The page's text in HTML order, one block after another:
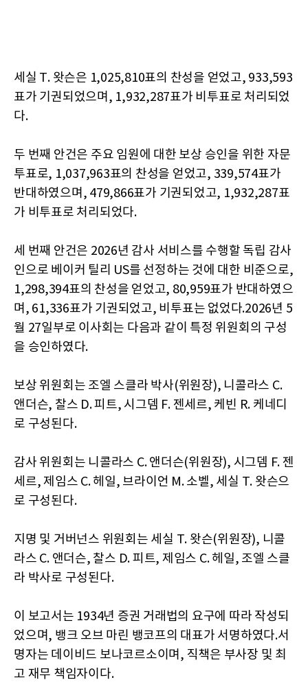
세실 T. 왓슨은 1,025,810표의 찬성을 얻었고, 933,593
표가 기권되었으며, 1,932,287표가 비투표로 처리되었
다.
두 번째 안건은 주요 임원에 대한 보상 승인을 위한 자문
투표로, 1,037,963표의 찬성을 얻었고, 339,574표가
반대하였으며, 479,866표가 기권되었고, 1,932,287표
가 비투표로 처리되었다.
세 번째 안건은 2026년 감사 서비스를 수행할 독립 감사
인으로 베이커 틸리 US를 선정하는 것에 대한 비준으로,
1,298,394표의 찬성을 얻었고, 80,959표가 반대하였으
며, 61,336표가 기권되었고, 비투표는 없었다.2026년 5
월 27일부로 이사회는 다음과 같이 특정 위원회의 구성
을 승인하였다.
보상 위원회는 조엘 스클라 박사(위원장), 니콜라스 C.
앤더슨, 찰스 D. 피트, 시그뎀 F. 젠세르, 케빈 R. 케네디
로 구성된다.
감사 위원회는 니콜라스 C. 앤더슨(위원장), 시그뎀 F. 젠
세르, 제임스 C. 헤일, 브라이언 M. 소벨, 세실 T. 왓슨으
로 구성된다.
지명 및 거버넌스 위원회는 세실 T. 왓슨(위원장), 니콜
라스 C. 앤더슨, 찰스 D. 피트, 제임스 C. 헤일, 조엘 스클
라 박사로 구성된다.
이 보고서는 1934년 증권 거래법의 요구에 따라 작성되
었으며, 뱅크 오브 마린 뱅코프의 대표가 서명하였다.서
명자는 데이비드 보나코르소이며, 직책은 부사장 및 최
고 재무 책임자이다.